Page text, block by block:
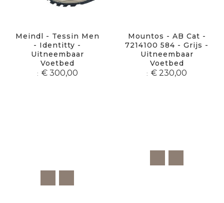
Meindl - Tessin Men
- Identitty -
Uitneembaar
Voetbed
€ 300,00
Mountos - AB Cat -
7214100 584 - Grijs -
Uitneembaar
Voetbed
€ 230,00